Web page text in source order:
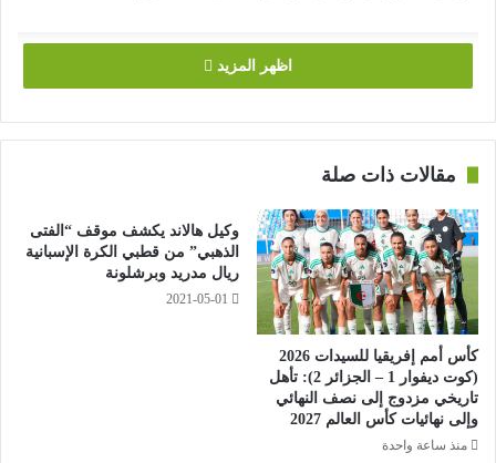
وتابعت في هذا الشأن: “أركز كثيرا
في برنامجي الخاص بالعهدة
الأولمبية الجديدة على التكوين, وهو
ما يفسر الاهتمام الكبير الذي نوليه
لتجسيد مشروع المركز الفدرالي
للفروسية, حيث سيسمح بتدارك
النقص المحسوس الذي تعاني منه
هذه الرياضة في الجزائر من حيث
المنشآت”.
اظهر المزيد
مقالات ذات صلة
كأس أمم إفريقيا للسيدات 2026
(كوت ديفوار 1 – الجزائر 2): تأهل
تاريخي مزدوج إلى نصف النهائي
وإلى نهائيات كأس العالم 2027
منذ ساعة واحدة
وكيل هالاند يكشف موقف “الفتى
الذهبي” من قطبي الكرة الإسبانية
ريال مدريد وبرشلونة
2021-05-01